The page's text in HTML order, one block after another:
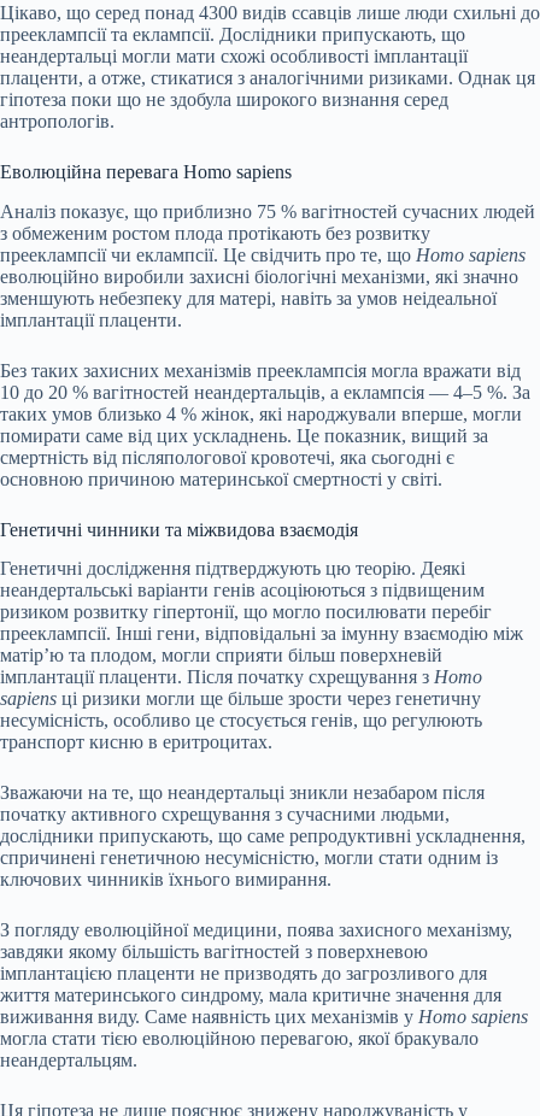
Цікаво, що серед понад 4300 видів ссавців лише люди схильні до
прееклампсії та еклампсії. Дослідники припускають, що
неандертальці могли мати схожі особливості імплантації
плаценти, а отже, стикатися з аналогічними ризиками. Однак ця
гіпотеза поки що не здобула широкого визнання серед
антропологів.
Еволюційна перевага Homo sapiens
Аналіз показує, що приблизно 75 % вагітностей сучасних людей
з обмеженим ростом плода протікають без розвитку
прееклампсії чи еклампсії. Це свідчить про те, що Homo sapiens
еволюційно виробили захисні біологічні механізми, які значно
зменшують небезпеку для матері, навіть за умов неідеальної
імплантації плаценти.
Без таких захисних механізмів прееклампсія могла вражати від
10 до 20 % вагітностей неандертальців, а еклампсія — 4–5 %. За
таких умов близько 4 % жінок, які народжували вперше, могли
помирати саме від цих ускладнень. Це показник, вищий за
смертність від післяпологової кровотечі, яка сьогодні є
основною причиною материнської смертності у світі.
Генетичні чинники та міжвидова взаємодія
Генетичні дослідження підтверджують цю теорію. Деякі
неандертальські варіанти генів асоціюються з підвищеним
ризиком розвитку гіпертонії, що могло посилювати перебіг
прееклампсії. Інші гени, відповідальні за імунну взаємодію між
матір’ю та плодом, могли сприяти більш поверхневій
імплантації плаценти. Після початку схрещування з Homo
sapiens ці ризики могли ще більше зрости через генетичну
несумісність, особливо це стосується генів, що регулюють
транспорт кисню в еритроцитах.
Зважаючи на те, що неандертальці зникли незабаром після
початку активного схрещування з сучасними людьми,
дослідники припускають, що саме репродуктивні ускладнення,
спричинені генетичною несумісністю, могли стати одним із
ключових чинників їхнього вимирання.
З погляду еволюційної медицини, поява захисного механізму,
завдяки якому більшість вагітностей з поверхневою
імплантацією плаценти не призводять до загрозливого для
життя материнського синдрому, мала критичне значення для
виживання виду. Саме наявність цих механізмів у Homo sapiens
могла стати тією еволюційною перевагою, якої бракувало
неандертальцям.
Ця гіпотеза не лише пояснює знижену народжуваність у